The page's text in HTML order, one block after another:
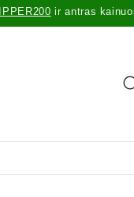
Pristabdyti
gausite iki 30%